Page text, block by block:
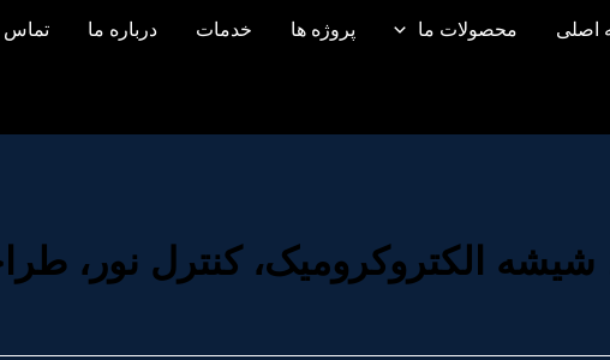
اصلی محصولات ما پروژه ها خدمات درباره ما تماس
شیشه الکتروکرومیک، کنترل نور،